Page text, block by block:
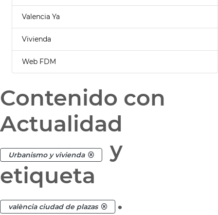
Valencia Ya
Vivienda
Web FDM
Contenido con
Actualidad
Urbanismo y vivienda
y
etiqueta
valència ciudad de plazas .